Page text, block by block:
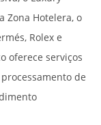
Zona Hotelera, o
Rolex e
oferece serviços
de